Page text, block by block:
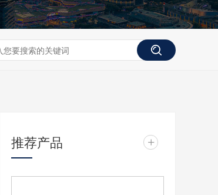
推荐产品 +